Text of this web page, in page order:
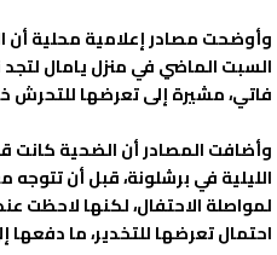
وأوضحت مصادر إعلامية محلية أن
السبت الماضي في منزل يامال
فاتي، مشيرة إلى تعرضها للتحرش
وأضافت المصادر أن الضحية
الليلية في برشلونة، قبل أن تتوجه
لمواصلة الاحتفال، لكنها لاحظت
احتمال تعرضها للتخدير، ما دفعها